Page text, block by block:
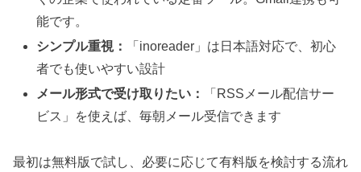
能です。
シンプル重視：
「inoreader」は日本語対応で、初心
者でも使いやすい設計
メール形式で受け取りたい：
「RSSメール配信サー
ビス」を使えば、毎朝メール受信できます
最初は無料版で試し、必要に応じて有料版を検討する流れ